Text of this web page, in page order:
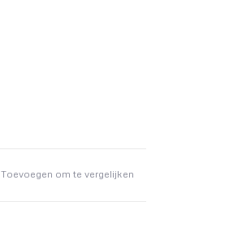
Toevoegen om te vergelijken